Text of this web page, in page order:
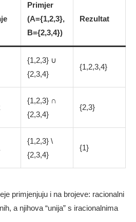
Primjer
(A={1,2,3},
B={2,3,4})
Rezultat
{1,2,3} ∪
{2,3,4}
{1,2,3,4}
{1,2,3} ∩
{2,3,4}
{2,3}
{1,2,3} \
{2,3,4}
{1}
primjenjuju i na brojeve: racionalni
a njihova “unija” s iracionalnima